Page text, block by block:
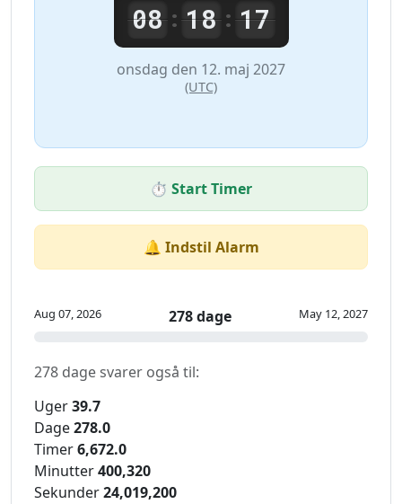
08: 18: 17
onsdag den 12. maj 2027
(UTC)
⏱️ Start Timer
🔔 Indstil Alarm
Aug 07, 2026 278 dage May 12, 2027
278 dage svarer også til:
Uger39.7
Dage278.0
Timer6,672.0
Minutter400,320
Sekunder24,019,200